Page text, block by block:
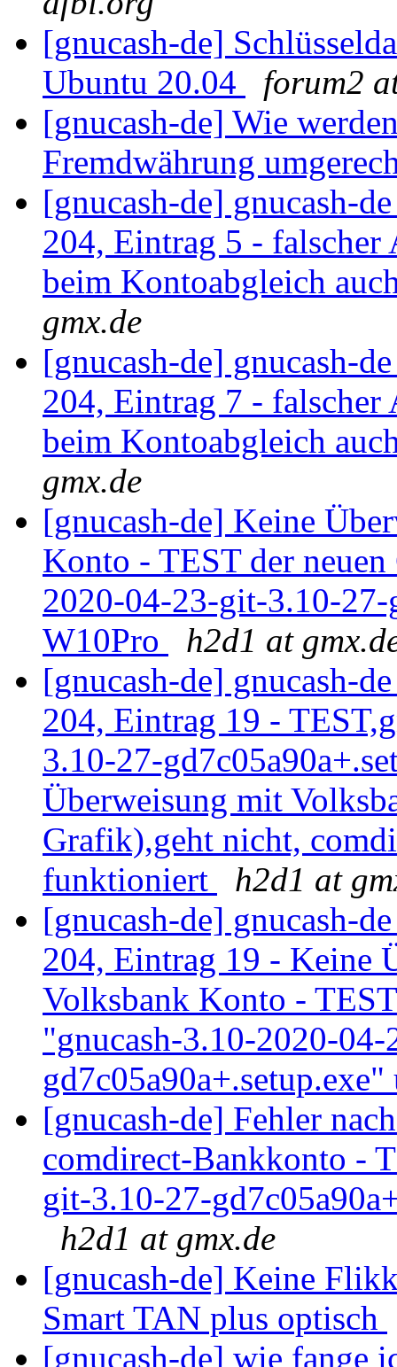
[gnucash-de]
Ubuntu 20.04
forum2
[gnucash-de] Wie
Fremdwährung
[gnucash-de] gnucash-
204, Eintrag 5 - falscher
beim Kontoabgleich
gmx.de
[gnucash-de] gnucash-
204, Eintrag 7 - falscher
beim Kontoabgleich
gmx.de
[gnucash-de] Keine
Konto - TEST der
2020-04-23-git-3.10-27-
W10Pro
h2d1 at
[gnucash-de] gnucash-
204, Eintrag 19 -
3.10-27-
Überweisung mit
Grafik),geht nicht,
funktioniert
h2d1 at
[gnucash-de] gnucash-
204, Eintrag 19 - Keine
Volksbank Konto -
"gnucash-3.10-2020-
[gnucash-de] Fehler
comdirect-Bankkonto -
git-3.10-27-
h2d1 at gmx.de
[gnucash-de] Keine
Smart TAN plus optisch
[gnucash-de] wie fange